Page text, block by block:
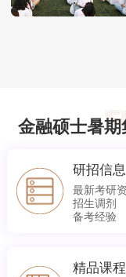
金融硕士暑
研招信息
最新考研
招生调剂
备考经验
精品课程